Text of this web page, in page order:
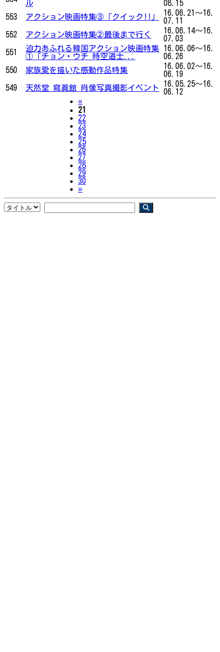
ル
08.15
553
アクション映画特集③「クイック!!」
16.06.21～16.
07.11
552
アクション映画特集②最後まで行く
16.06.14～16.
07.03
551
迫力あふれる韓国アクション映画特集
①「チョン・ウチ 時空道士...
16.06.06～16.
06.26
550
家族愛を描いた感動作品特集
16.06.02～16.
06.19
549
天然堂 寫眞館 肖像写真撮影イベント
16.05.25～16.
06.12
«Previous
21
22
23
24
25
26
27
28
29
30
»Next